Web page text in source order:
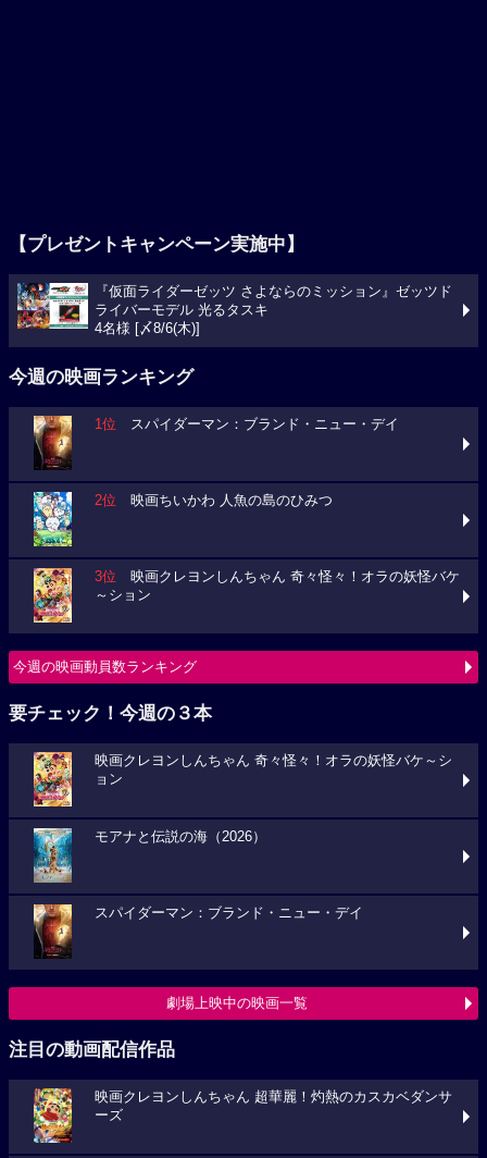
【プレゼントキャンペーン実施中】
『仮面ライダーゼッツ さよならのミッション』ゼッツド
ライバーモデル 光るタスキ
4名様 [〆8/6(木)]
今週の映画ランキング
1位 スパイダーマン：ブランド・ニュー・デイ
2位 映画ちいかわ 人魚の島のひみつ
3位 映画クレヨンしんちゃん 奇々怪々！オラの妖怪バケ
～ション
今週の映画動員数ランキング
要チェック！今週の３本
映画クレヨンしんちゃん 奇々怪々！オラの妖怪バケ～シ
ョン
モアナと伝説の海（2026）
スパイダーマン：ブランド・ニュー・デイ
劇場上映中の映画一覧
注目の動画配信作品
映画クレヨンしんちゃん 超華麗！灼熱のカスカベダンサ
ーズ